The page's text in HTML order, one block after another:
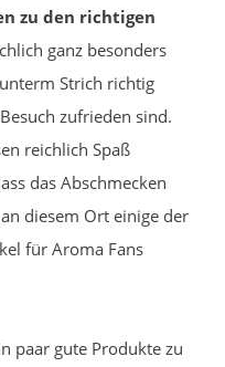
zu den richtigen
ganz besonders
Strich richtig
zufrieden sind.
reichlich Spaß
das Abschmecken
diesem Ort einige der
für Aroma Fans
paar gute Produkte zu